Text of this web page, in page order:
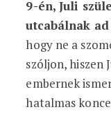
9-én, Juli
utcabálnak
hogy ne a
szóljon, hiszen
embernek
hatalmas